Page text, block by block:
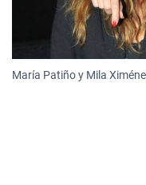
María Patiño y Mila